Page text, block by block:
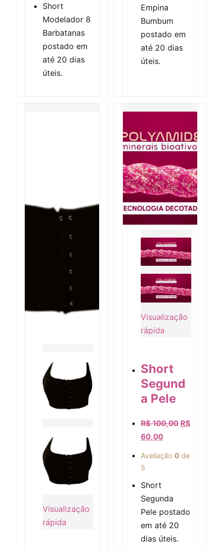
Short
Modelador 8
Barbatanas
postado em
até 20 dias
úteis.
Empina
Bumbum
postado em
até 20 dias
úteis.
Visualização
rápida
Visualização rápida
Visualização
rápida
Short
Segund
a Pele
R$100,00 R$
60,00
Avaliação 0 de
5
Short
Segunda
Pele postado
em até 20
dias úteis.